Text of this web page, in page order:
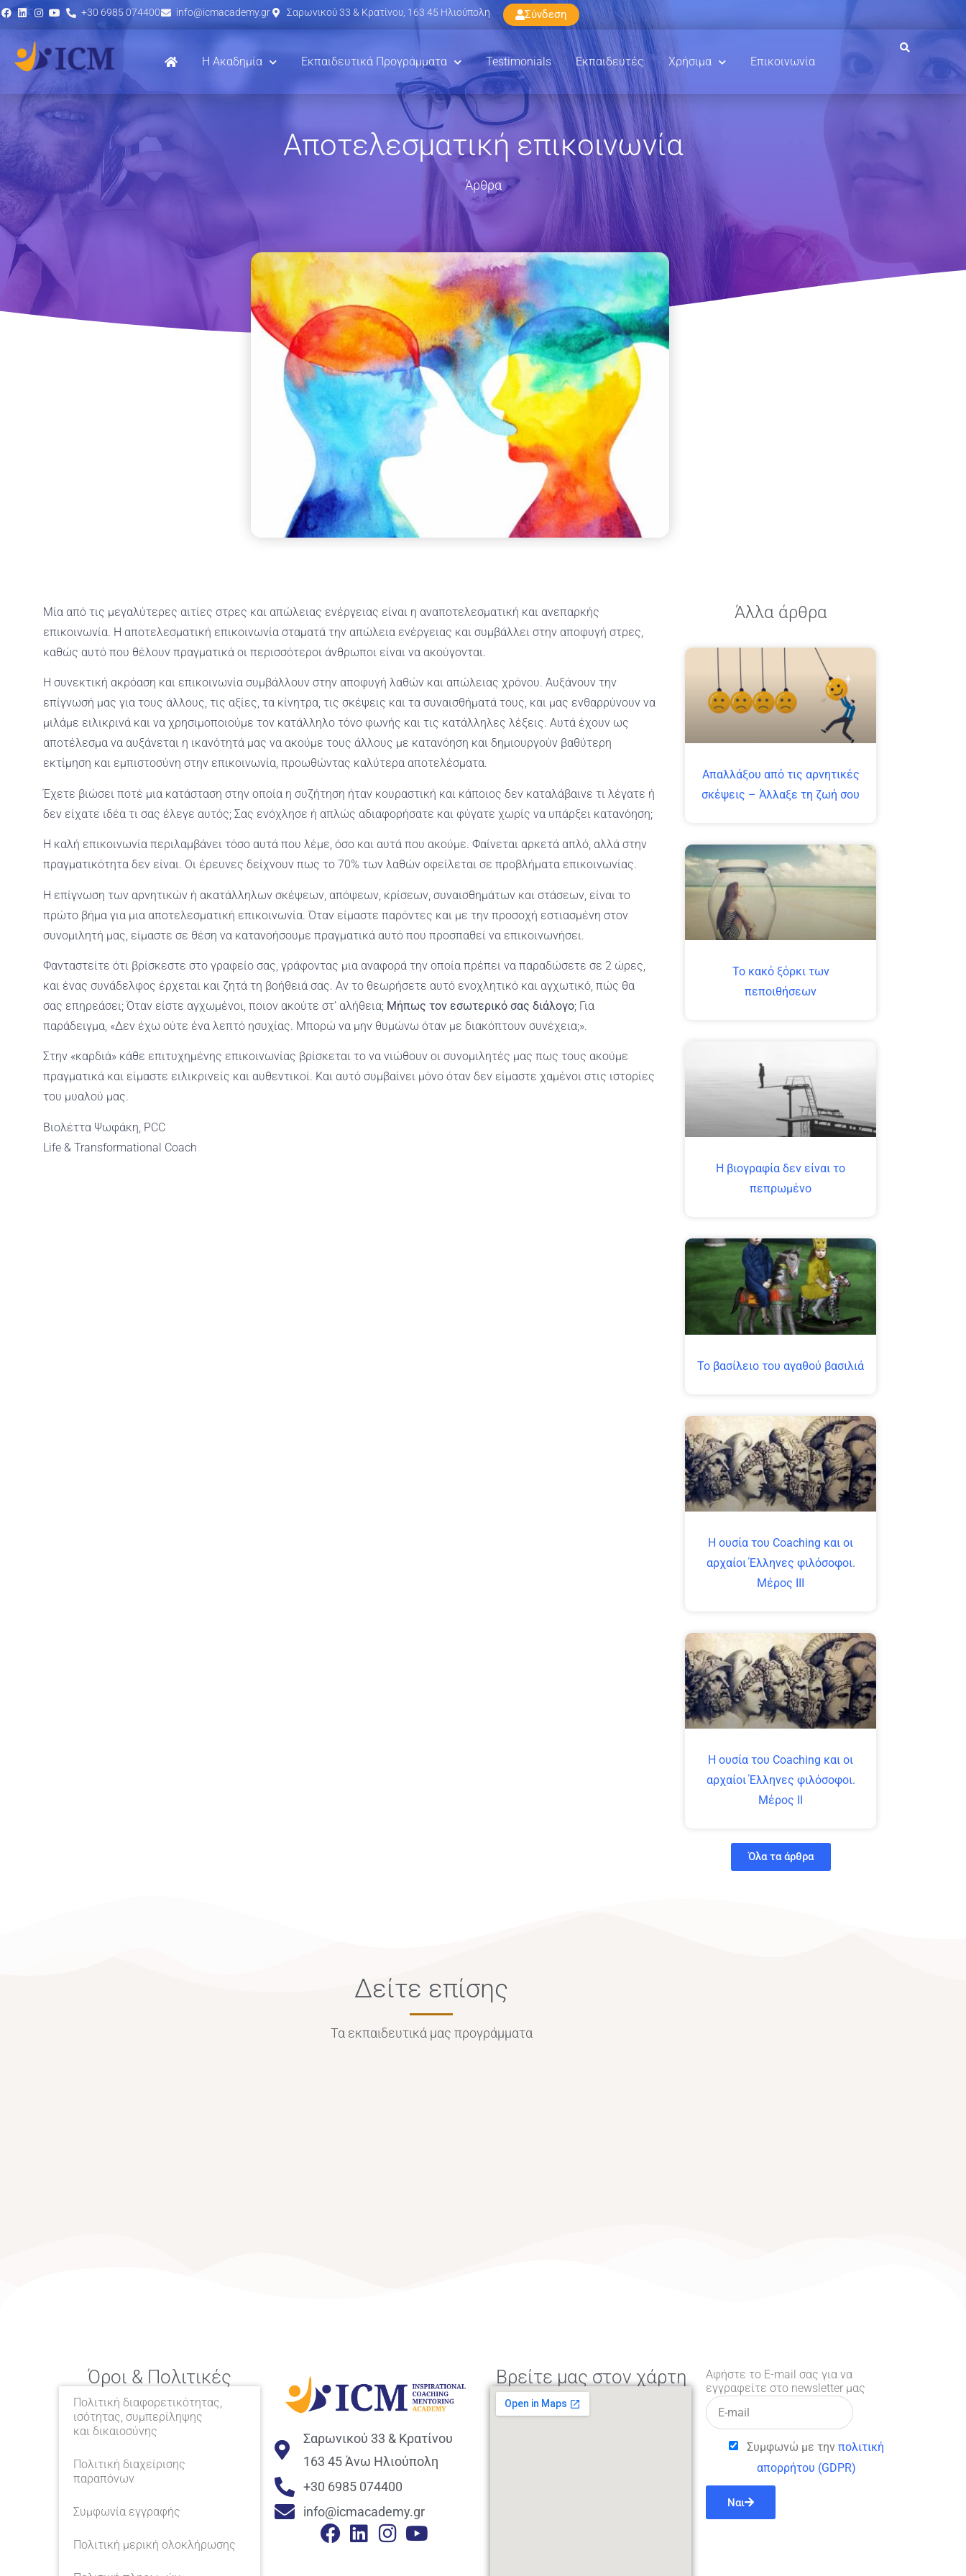
+30 6985 074400 info@icmacademy.gr Σαρωνικού 33 & Κρατίνου, 163 45 Ηλιούπολη Σύνδεση
Η Ακαδημία Εκπαιδευτικά Προγράμματα Testimonials Εκπαιδευτές Χρήσιμα Επικοινωνία
Αποτελεσματική επικοινωνία
Άρθρα
Μία από τις μεγαλύτερες αιτίες στρες και απώλειας ενέργειας είναι η αναποτελεσματική και ανεπαρκής
επικοινωνία. Η αποτελεσματική επικοινωνία σταματά την απώλεια ενέργειας και συμβάλλει στην αποφυγή στρες,
καθώς αυτό που θέλουν πραγματικά οι περισσότεροι άνθρωποι είναι να ακούγονται.
Η συνεκτική ακρόαση και επικοινωνία συμβάλλουν στην αποφυγή λαθών και απώλειας χρόνου. Αυξάνουν την
επίγνωσή μας για τους άλλους, τις αξίες, τα κίνητρα, τις σκέψεις και τα συναισθήματά τους, και μας ενθαρρύνουν να
μιλάμε ειλικρινά και να χρησιμοποιούμε τον κατάλληλο τόνο φωνής και τις κατάλληλες λέξεις. Αυτά έχουν ως
αποτέλεσμα να αυξάνεται η ικανότητά μας να ακούμε τους άλλους με κατανόηση και δημιουργούν βαθύτερη
εκτίμηση και εμπιστοσύνη στην επικοινωνία, προωθώντας καλύτερα αποτελέσματα.
Έχετε βιώσει ποτέ μια κατάσταση στην οποία η συζήτηση ήταν κουραστική και κάποιος δεν καταλάβαινε τι λέγατε ή
δεν είχατε ιδέα τι σας έλεγε αυτός; Σας ενόχλησε ή απλώς αδιαφορήσατε και φύγατε χωρίς να υπάρξει κατανόηση;
Η καλή επικοινωνία περιλαμβάνει τόσο αυτά που λέμε, όσο και αυτά που ακούμε. Φαίνεται αρκετά απλό, αλλά στην
πραγματικότητα δεν είναι. Οι έρευνες δείχνουν πως το 70% των λαθών οφείλεται σε προβλήματα επικοινωνίας.
Η επίγνωση των αρνητικών ή ακατάλληλων σκέψεων, απόψεων, κρίσεων, συναισθημάτων και στάσεων, είναι το
πρώτο βήμα για μια αποτελεσματική επικοινωνία. Όταν είμαστε παρόντες και με την προσοχή εστιασμένη στον
συνομιλητή μας, είμαστε σε θέση να κατανοήσουμε πραγματικά αυτό που προσπαθεί να επικοινωνήσει.
Φανταστείτε ότι βρίσκεστε στο γραφείο σας, γράφοντας μια αναφορά την οποία πρέπει να παραδώσετε σε 2 ώρες,
και ένας συνάδελφος έρχεται και ζητά τη βοήθειά σας. Αν το θεωρήσετε αυτό ενοχλητικό και αγχωτικό, πώς θα
σας επηρεάσει; Όταν είστε αγχωμένοι, ποιον ακούτε στ’ αλήθεια; Μήπως τον εσωτερικό σας διάλογο; Για
παράδειγμα, «Δεν έχω ούτε ένα λεπτό ησυχίας. Μπορώ να μην θυμώνω όταν με διακόπτουν συνέχεια;».
Στην «καρδιά» κάθε επιτυχημένης επικοινωνίας βρίσκεται το να νιώθουν οι συνομιλητές μας πως τους ακούμε
πραγματικά και είμαστε ειλικρινείς και αυθεντικοί. Και αυτό συμβαίνει μόνο όταν δεν είμαστε χαμένοι στις ιστορίες
του μυαλού μας.
Βιολέττα Ψωφάκη, PCC
Life & Transformational Coach
Άλλα άρθρα
Απαλλάξου από τις αρνητικές
σκέψεις – Άλλαξε τη ζωή σου
Το κακό ξόρκι των
πεποιθήσεων
H βιογραφία δεν είναι το
πεπρωμένο
Το βασίλειο του αγαθού βασιλιά
Η ουσία του Coaching και οι
αρχαίοι Έλληνες φιλόσοφοι.
Μέρος ΙΙΙ
Η ουσία του Coaching και οι
αρχαίοι Έλληνες φιλόσοφοι.
Μέρος ΙΙ
Όλα τα άρθρα
Δείτε επίσης
Τα εκπαιδευτικά μας προγράμματα
Όροι & Πολιτικές
Πολιτική διαφορετικότητας,
ισότητας, συμπερίληψης
και δικαιοσύνης
Πολιτική διαχείρισης
παραπόνων
Συμφωνία εγγραφής
Πολιτική μερική ολοκλήρωσης
Σαρωνικού 33 & Κρατίνου
163 45 Άνω Ηλιούπολη
+30 6985 074400
info@icmacademy.gr
Βρείτε μας στον χάρτη
Αφήστε το E-mail σας για να
εγγραφείτε στο newsletter μας
Συμφωνώ με την πολιτική
απορρήτου (GDPR)
Ναι